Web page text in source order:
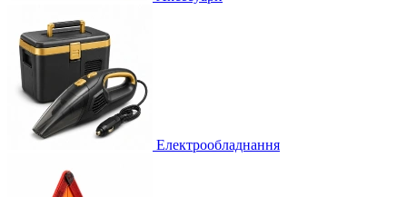
Електрообладнання